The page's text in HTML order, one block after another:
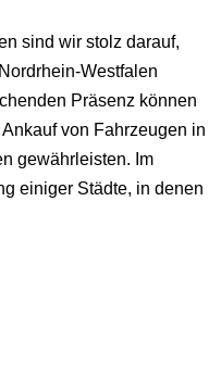
sind wir stolz darauf,
Westfalen
Präsenz können
von Fahrzeugen in
gewährleisten. Im
einiger Städte, in denen